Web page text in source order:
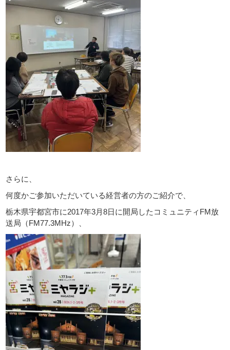
さらに、
何度かご参加いただいている経営者の方のご紹介で、
栃木県宇都宮市に2017年3月8日に開局したコミュニティFM放
送局（FM77.3MHz）、